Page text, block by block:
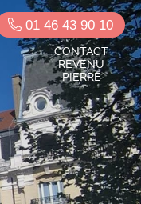
CONTACT
REVENU
PIERRE
01 46 43 90 10